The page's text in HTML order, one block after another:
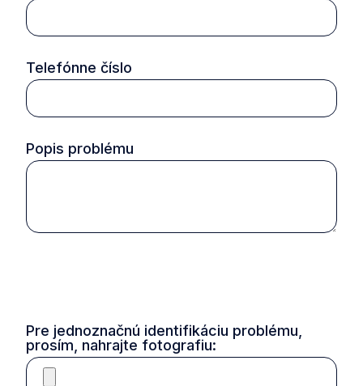
Telefónne číslo
Popis problému
Pre jednoznačnú identifikáciu problému,
prosím, nahrajte fotografiu: